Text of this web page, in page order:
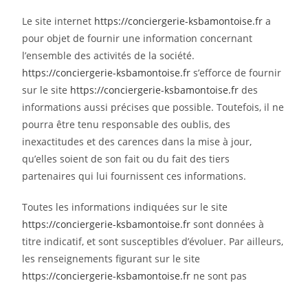
Le site internet https://conciergerie-ksbamontoise.fr a
pour objet de fournir une information concernant
l’ensemble des activités de la société.
https://conciergerie-ksbamontoise.fr s’efforce de fournir
sur le site https://conciergerie-ksbamontoise.fr des
informations aussi précises que possible. Toutefois, il ne
pourra être tenu responsable des oublis, des
inexactitudes et des carences dans la mise à jour,
qu’elles soient de son fait ou du fait des tiers
partenaires qui lui fournissent ces informations.
Toutes les informations indiquées sur le site
https://conciergerie-ksbamontoise.fr sont données à
titre indicatif, et sont susceptibles d’évoluer. Par ailleurs,
les renseignements figurant sur le site
https://conciergerie-ksbamontoise.fr ne sont pas